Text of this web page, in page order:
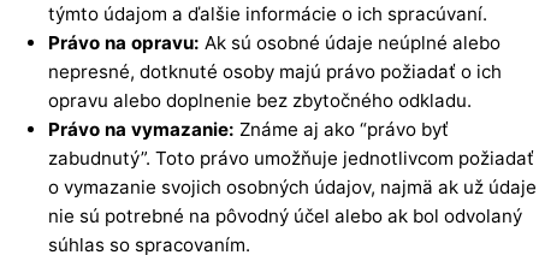
týmto údajom a ďalšie informácie o ich spracúvaní.
Právo na opravu: Ak sú osobné údaje neúplné alebo
nepresné, dotknuté osoby majú právo požiadať o ich
opravu alebo doplnenie bez zbytočného odkladu.
Právo na vymazanie: Známe aj ako “právo byť
zabudnutý”. Toto právo umožňuje jednotlivcom požiadať
o vymazanie svojich osobných údajov, najmä ak už údaje
nie sú potrebné na pôvodný účel alebo ak bol odvolaný
súhlas so spracovaním.